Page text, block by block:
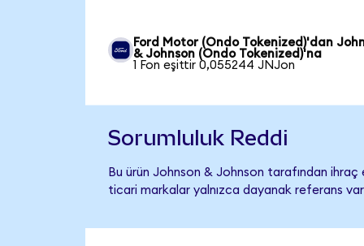
Ford Motor (Ondo Tokenized)'dan
& Johnson (Ondo Tokenized)'na
1 Fon eşittir 0,055244 JNJon
Sorumluluk Reddi
Bu ürün Johnson & Johnson tarafından
ticari markalar yalnızca dayanak referans